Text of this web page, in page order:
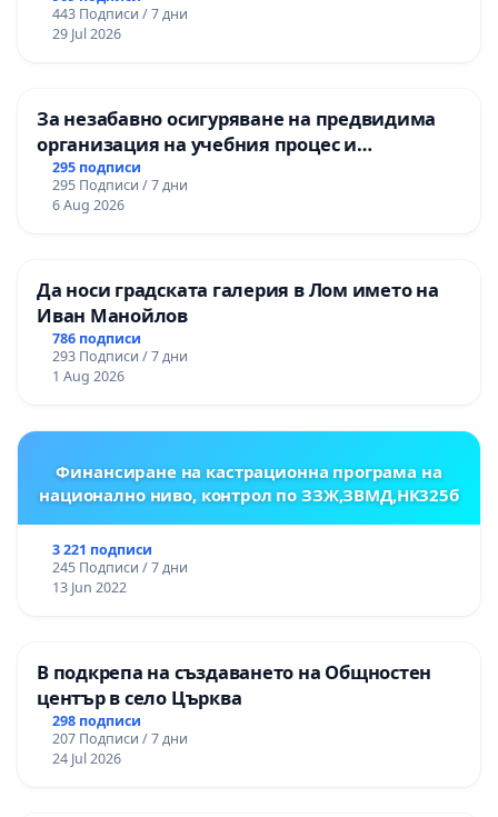
ЗАБЕЛЕЖИТЕЛНОСТ „ХЪЛМ НА
ОСВОБОДИТЕЛИТЕ“ (БУНАРДЖИК)
443 Подписи / 7 дни
29 Jul 2026
За незабавно осигуряване на предвидима
организация на учебния процес и
гарантиране на правото на равнопоставено
и качествено образование на учениците от
ОУ „Княз Александър I“ и Хуманитарна
295 подписи
295 Подписи / 7 дни
6 Aug 2026
Да носи градската галерия в Лом името на
Иван Манойлов
786 подписи
293 Подписи / 7 дни
1 Aug 2026
Финансиране на кастрационна програма на
национално ниво, контрол по ЗЗЖ,ЗВМД,НК325б
3 221 подписи
245 Подписи / 7 дни
13 Jun 2022
В подкрепа на създаването на Общностен
център в село Църква
298 подписи
207 Подписи / 7 дни
24 Jul 2026